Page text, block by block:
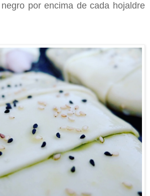
por encima de cada hojaldre